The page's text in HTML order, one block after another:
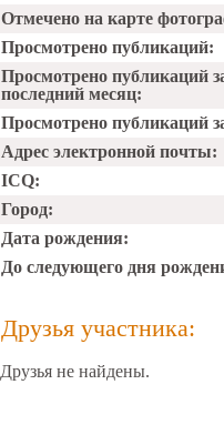
Отмечено на карте
Просмотрено публикаций:
Просмотрено публикаций
последний месяц:
Просмотрено публикаций
Адрес электронной почты:
ICQ:
Город:
Дата рождения:
До следующего дня
Друзья участника:
Друзья не найдены.